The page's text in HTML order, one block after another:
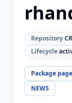
Repository
Lifecycle
Package page
NEWS